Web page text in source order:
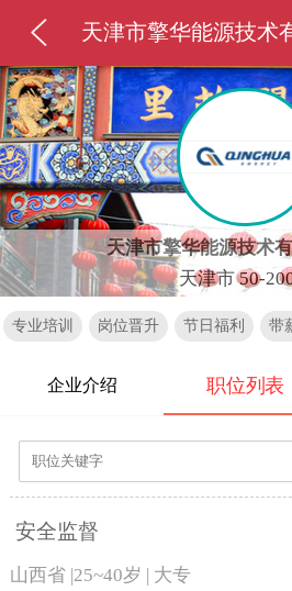
天津市擎华能源技术
天津市擎华能源技术
天津市 50-
专业培训 岗位晋升 节日福利 带
企业介绍 职位列表
安全监督
山西省| 25~40岁 大专